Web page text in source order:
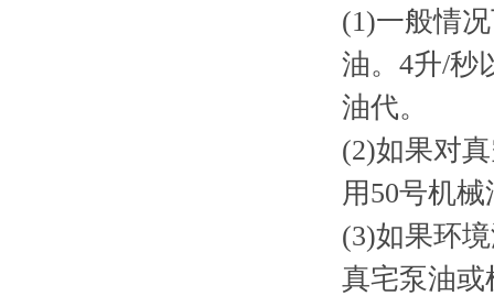
(1)一般情
油。4升/秒
油代。
(2)如果对
用50号机
(3)如果环
真宅泵油或